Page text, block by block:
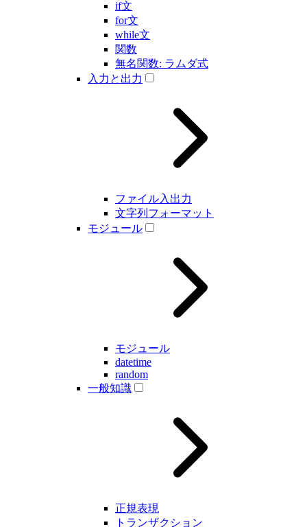
if文
for文
while文
関数
無名関数: ラムダ式
入力と出力
ファイル入出力
文字列フォーマット
モジュール
モジュール
datetime
random
一般知識
正規表現
トランザクション